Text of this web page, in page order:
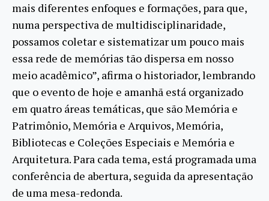
mais diferentes enfoques e formações, para que,
numa perspectiva de multidisciplinaridade,
possamos coletar e sistematizar um pouco mais
essa rede de memórias tão dispersa em nosso
meio acadêmico”, afirma o historiador, lembrando
que o evento de hoje e amanhã está organizado
em quatro áreas temáticas, que são Memória e
Patrimônio, Memória e Arquivos, Memória,
Bibliotecas e Coleções Especiais e Memória e
Arquitetura. Para cada tema, está programada uma
conferência de abertura, seguida da apresentação
de uma mesa-redonda.